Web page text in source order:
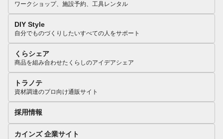
ワークショップ、施設予約、工具レンタル
DIY Style
自分でものづくりしたいすべての人をサポート
くらシェア
商品を組み合わせたくらしのアイデアシェア
トラノテ
資材調達のプロ向け通販サイト
採用情報
カインズ 企業サイト